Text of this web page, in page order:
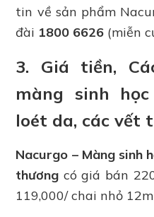
tin về sản phẩm
đài 1800 6626 (miễn
3. Giá tiền,
màng sinh
loét da, các vết
Nacurgo – Màng sinh
thương có giá bán
119,000/ chai nhỏ